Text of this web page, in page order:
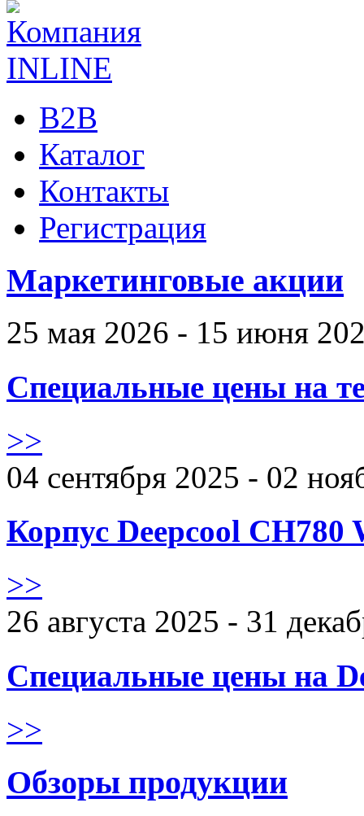
B2B
Каталог
Контакты
Регистрация
Маркетинговые акции
25 мая 2026 - 15 июня
Специальные цены на
>>
04 сентября 2025 - 02
Корпус Deepcool CH780
>>
26 августа 2025 - 31
Специальные цены на
>>
Обзоры продукции